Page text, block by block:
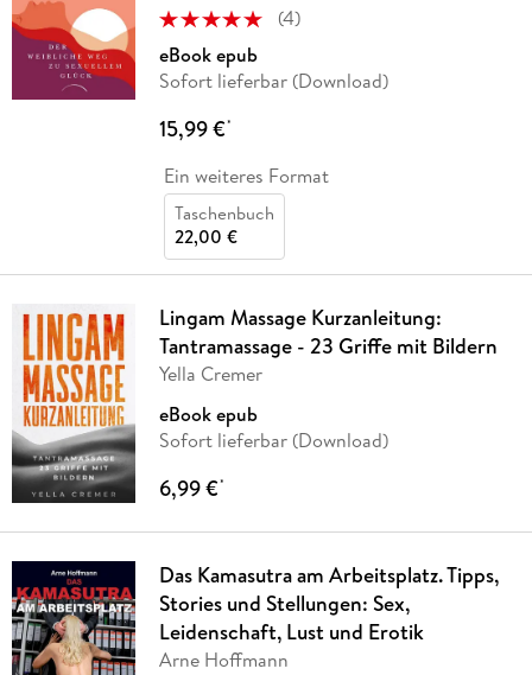
(4)
eBook epub
Sofort lieferbar (Download)
15,99 €*
Ein weiteres Format
Taschenbuch
22,00 €
Lingam Massage Kurzanleitung:
Tantramassage - 23 Griffe mit Bildern
Yella Cremer
eBook epub
Sofort lieferbar (Download)
6,99 €*
Das Kamasutra am Arbeitsplatz. Tipps,
Stories und Stellungen: Sex,
Leidenschaft, Lust und Erotik
Arne Hoffmann